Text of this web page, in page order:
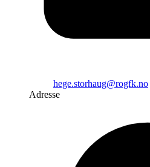
hege.storhaug@rogfk.no
Adresse